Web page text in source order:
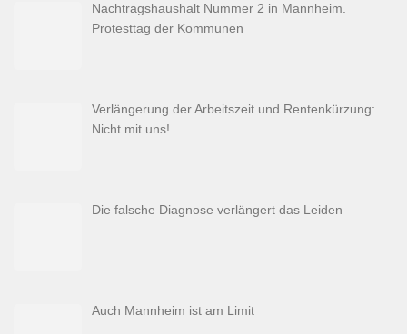
Nachtragshaushalt Nummer 2 in Mannheim.
Protesttag der Kommunen
Verlängerung der Arbeitszeit und Rentenkürzung:
Nicht mit uns!
Die falsche Diagnose verlängert das Leiden
Auch Mannheim ist am Limit